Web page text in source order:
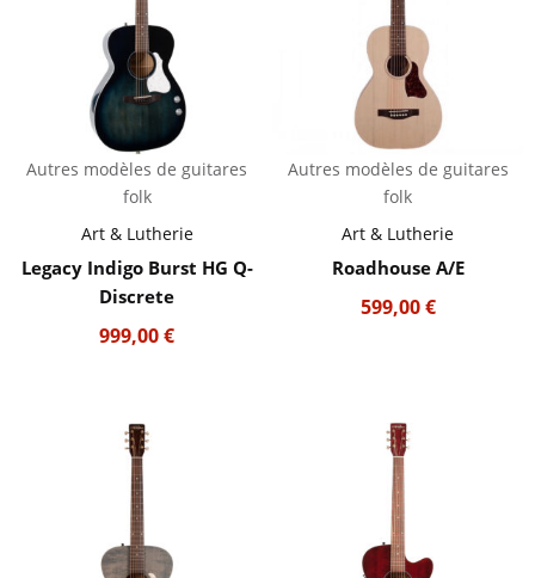
Autres modèles de guitares
folk
Art & Lutherie
Legacy Indigo Burst HG Q-
Discrete
999,00€
Autres modèles de guitares
folk
Art & Lutherie
Roadhouse A/E
599,00€